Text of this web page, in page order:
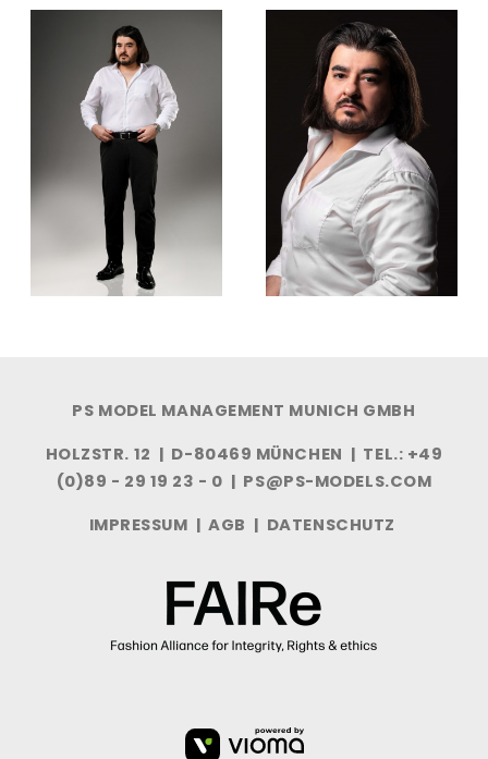
PS MODEL MANAGEMENT MUNICH GMBH
HOLZSTR. 12 | D-80469 MÜNCHEN | TEL.: +49
(0)89 - 29 19 23 - 0 | PS@PS-MODELS.COM
IMPRESSUM |AGB | DATENSCHUTZ
VIOMA